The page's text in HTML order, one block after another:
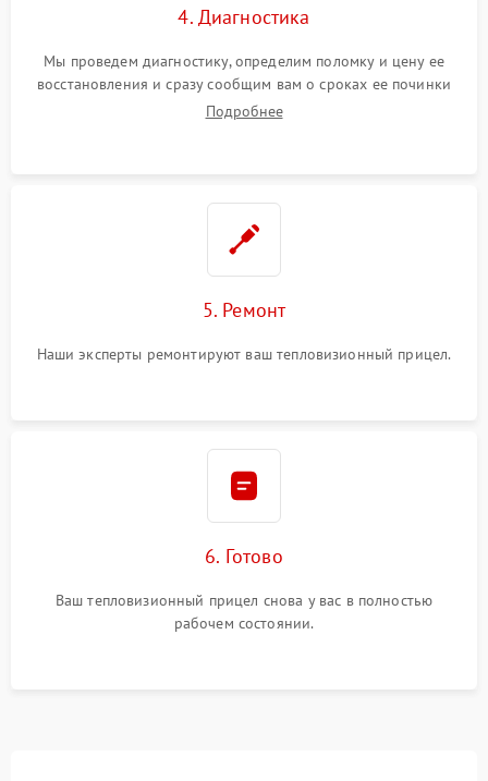
4. Диагностика
Мы проведем диагностику, определим поломку и цену ее
восстановления и сразу сообщим вам о сроках ее починки
Подробнее
5. Ремонт
Наши эксперты ремонтируют ваш тепловизионный прицел.
6. Готово
Ваш тепловизионный прицел снова у вас в полностью
рабочем состоянии.